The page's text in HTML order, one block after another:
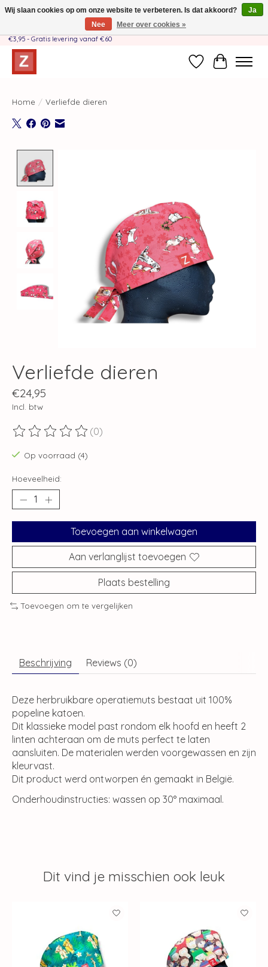
Handgemaakt door moeder-dochterteam❤️ - Verzendkosten BE & NL SLECHTS
€3,95 - Gratis levering vanaf €60
Verlanglijst
Home / Verliefde dieren
Verliefde dieren
€24,95
Incl. btw
De beoordeling van dit product is
(0)
Op voorraad (4)
Hoeveelheid:
Toevoegen aan winkelwagen
Aan verlanglijst toevoegen
Plaats bestelling
Toevoegen om te vergelijken
Beschrijving Reviews (0)
Deze herbruikbare operatiemuts bestaat uit 100%
popeline katoen.
Dit klassieke model past rondom elk hoofd en heeft 2
linten achteraan om de muts perfect te laten
aansluiten. De materialen werden voorgewassen en zijn
kleurvast.
Dit product werd ontworpen én gemaakt in België.
Onderhoudinstructies: wassen op 30° maximaal.
Dit vind je misschien ook leuk
Items van productcarrousel
Wij slaan cookies op om onze website te verbeteren. Is dat akkoord?
Ja
Nee
Meer over cookies »